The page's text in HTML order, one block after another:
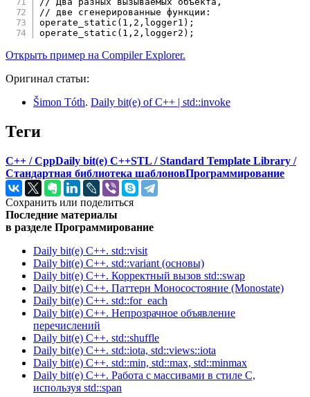
// две сгенерированные функции:
operate_static ( 1 , 2 , logger1 ) ;
operate_static ( 1 , 2 , logger2 ) ;
Открыть пример на Compiler Explorer.
Оригинал статьи:
Šimon Tóth. Daily bit(e) of C++ | std::invoke
Теги
C++ / CppDaily bit(e) C++STL / Standard Template Library /
Стандартная библиотека шаблоновПрограммирование
Сохранить или поделиться
Последние материалы
в разделе Программирование
Daily bit(e) C++. std::visit
Daily bit(e) C++. std::variant (основы)
Daily bit(e) C++. Корректный вызов std::swap
Daily bit(e) C++. Паттерн Моносостояние (Monostate)
Daily bit(e) C++. std::for_each
Daily bit(e) C++. Непрозрачное объявление
перечислений
Daily bit(e) C++. std::shuffle
Daily bit(e) C++. std::iota, std::views::iota
Daily bit(e) C++. std::min, std::max, std::minmax
Daily bit(e) C++. Работа с массивами в стиле C,
используя std::span